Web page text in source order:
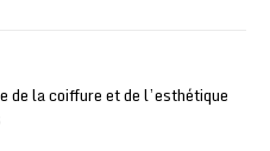
de la coiffure et de l’esthétique